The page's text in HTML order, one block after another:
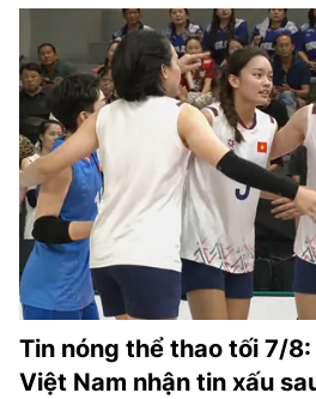
Tin nóng thể thao tối 7/
Việt Nam nhận tin xấu